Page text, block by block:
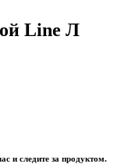
Line Л
и следите за продуктом.